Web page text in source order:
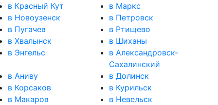
в Красный Кут
в Маркс
в Новоузенск
в Петровск
в Пугачев
в Ртищево
в Хвалынск
в Шиханы
в Энгельс
в Александровск-
Сахалинский
в Аниву
в Долинск
в Корсаков
в Курильск
в Макаров
в Невельск